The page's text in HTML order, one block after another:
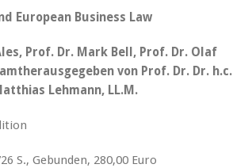
European Business Law
Prof. Dr. Mark Bell, Prof. Dr. Olaf
von Prof. Dr. Dr. h.c.
Lehmann, LL.M.
S., Gebunden, 280,00 Euro